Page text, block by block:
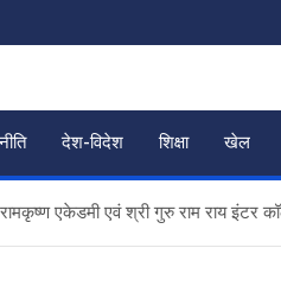
देश-विदेश शिक्षा खेल
एकेडमी एवं श्री गुरु राम राय इंटर